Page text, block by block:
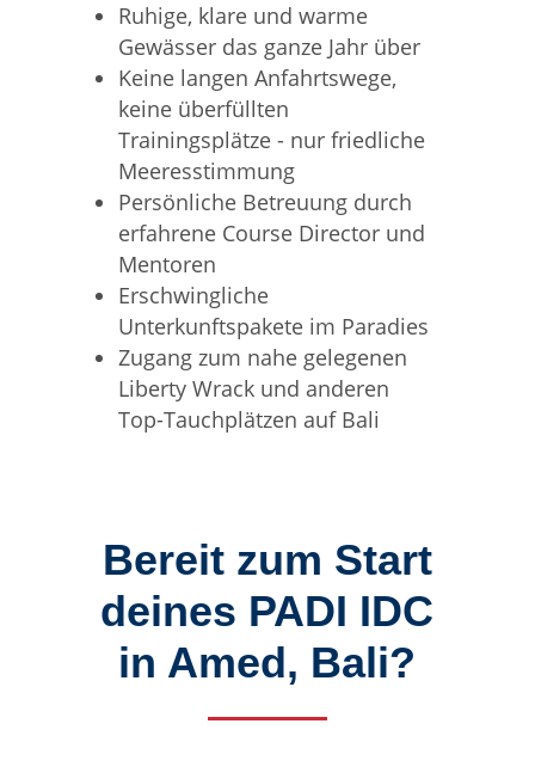
Ruhige, klare und warme
Gewässer das ganze Jahr über
Keine langen Anfahrtswege,
keine überfüllten
Trainingsplätze - nur friedliche
Meeresstimmung
Persönliche Betreuung durch
erfahrene Course Director und
Mentoren
Erschwingliche
Unterkunftspakete im Paradies
Zugang zum nahe gelegenen
Liberty Wrack und anderen
Top-Tauchplätzen auf Bali
Bereit zum Start
deines PADI IDC
in Amed, Bali?